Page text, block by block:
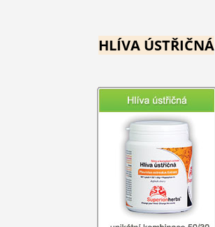
HLÍVA ÚSTŘIČNÁ